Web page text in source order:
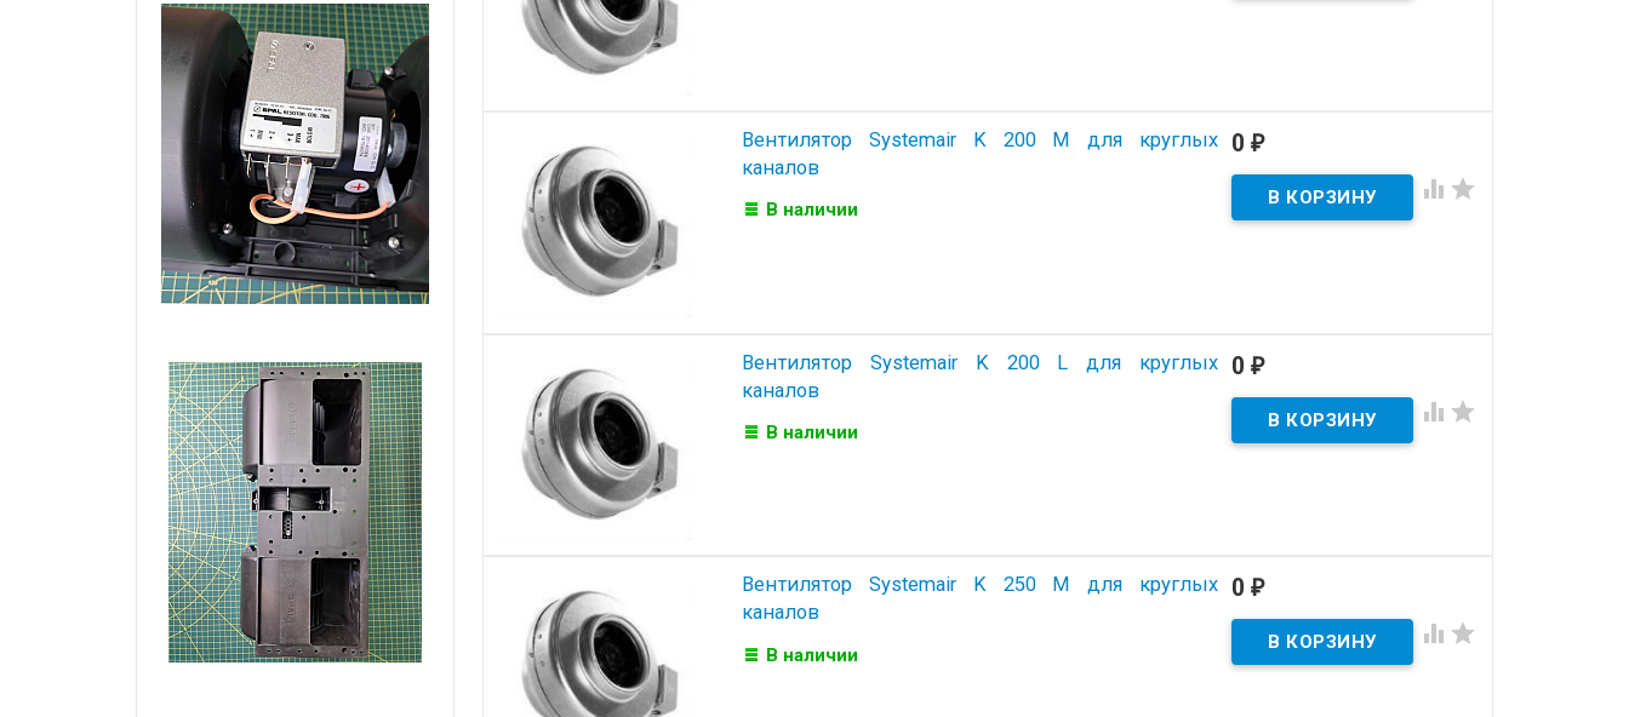
Вентилятор Systemair K 200 M для круглых
каналов
В наличии
0₽
 
Вентилятор Systemair K 200 L для круглых
каналов
В наличии
0₽
 
Вентилятор Systemair K 250 M для круглых
каналов
В наличии
0₽
 